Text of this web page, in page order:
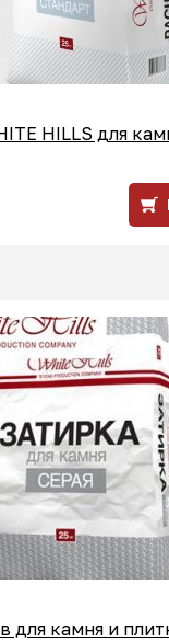
HILLS для
для камня и